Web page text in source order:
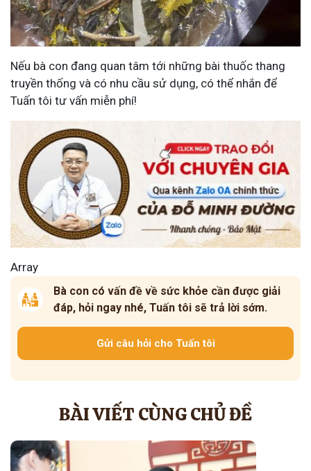
Nếu bà con đang quan tâm tới những bài thuốc thang
truyền thống và có nhu cầu sử dụng, có thể nhắn để
Tuấn tôi tư vấn miễn phí!
Array
Bà con có vấn đề về sức khỏe cần được giải
đáp, hỏi ngay nhé, Tuấn tôi sẽ trả lời sớm.
Gửi câu hỏi cho Tuấn tôi
BÀI VIẾT CÙNG CHỦ ĐỀ